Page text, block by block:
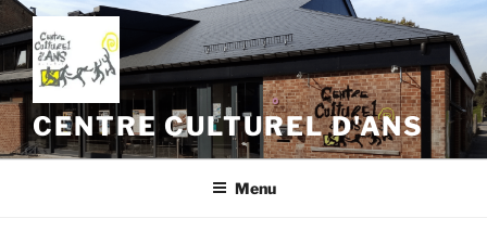
Aller
au
contenu
principal
CENTRE CULTUREL D'ANS
Menu